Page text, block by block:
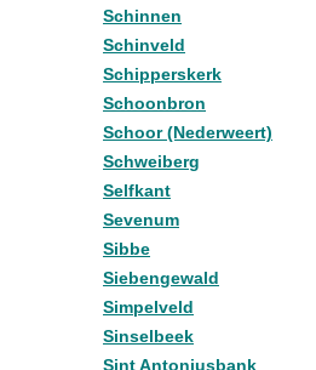
Schinnen
Schinveld
Schipperskerk
Schoonbron
Schoor (Nederweert)
Schweiberg
Selfkant
Sevenum
Sibbe
Siebengewald
Simpelveld
Sinselbeek
Sint Antoniusbank